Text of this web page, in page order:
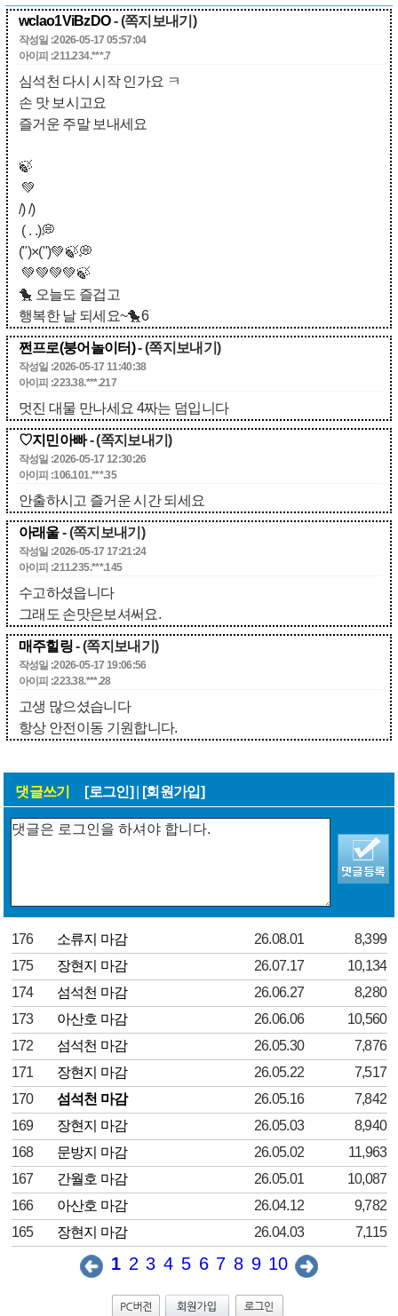
wclao1ViBzDO- (쪽지보내기)
작성일 :2026-05-17 05:57:04
아이피 :211.234.***.7
심석천 다시 시작 인가요 ㅋ
손 맛 보시고요
즐거운 주말 보내세요
🍃
💚
/) /)
( . .)💭
(")×(")💚🍃💭
💚💚💚💚🍃
🐤 오늘도 즐겁고
행복한 날 되세요~🐤6
쩐프로(붕어놀이터)- (쪽지보내기)
작성일 :2026-05-17 11:40:38
아이피 :223.38.***.217
멋진 대물 만나세요 4짜는 덤입니다
♡지민아빠- (쪽지보내기)
작성일 :2026-05-17 12:30:26
아이피 :106.101.***.35
안출하시고 즐거운 시간 되세요
아래울- (쪽지보내기)
작성일 :2026-05-17 17:21:24
아이피 :211.235.***.145
수고하셨읍니다
그래도 손맛은보셔써요.
매주힐링- (쪽지보내기)
작성일 :2026-05-17 19:06:56
아이피 :223.38.***.28
고생 많으셨습니다
항상 안전이동 기원합니다.
댓글쓰기 [로그인] [회원가입]
176 소류지 마감 26.08.01
8,399
175
장현지 마감 26.07.17
10,134
174
섬석천 마감 26.06.27
8,280
173
아산호 마감 26.06.06
10,560
172
섬석천 마감 26.05.30
7,876
171
장현지 마감 26.05.22
7,517
170
섬석천 마감 26.05.16
7,842
169
장현지 마감 26.05.03
8,940
168
문방지 마감 26.05.02
11,963
167
간월호 마감 26.05.01
10,087
166
아산호 마감 26.04.12
9,782
165
장현지 마감 26.04.03 7,115
1 2 3 4 5 6 7 8 9 10